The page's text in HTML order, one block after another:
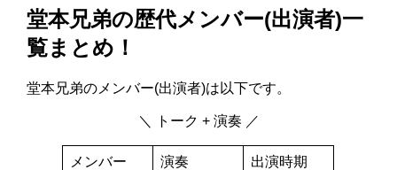
堂本兄弟の歴代メンバー(出演者)一
覧まとめ！
堂本兄弟のメンバー(出演者)は以下です。
＼ トーク + 演奏 ／
メンバー 演奏 出演時期